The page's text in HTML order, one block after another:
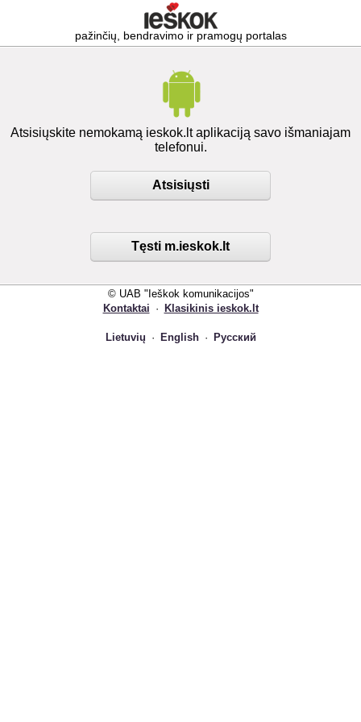
pažinčių, bendravimo ir pramogų portalas
Atsisiųskite nemokamą ieskok.lt aplikaciją savo išmaniajam
telefonui.
Atsisiųsti
Tęsti m.ieskok.lt
© UAB "Ieškok komunikacijos"
Kontaktai · Klasikinis ieskok.lt
Lietuvių · English · Русский